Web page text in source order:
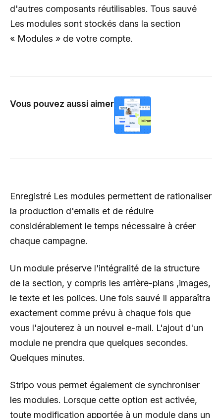
d'autres composants réutilisables. Tous sauvé
Les modules sont stockés dans la section
« Modules » de votre compte.
Vous pouvez aussi aimer
Enregistré Les modules permettent de rationaliser
la production d'emails et de réduire
considérablement le temps nécessaire à créer
chaque campagne.
Un module préserve l'intégralité de la structure
de la section, y compris les arrière-plans ,images,
le texte et les polices. Une fois sauvé Il apparaîtra
exactement comme prévu à chaque fois que
vous l'ajouterez à un nouvel e-mail. L'ajout d'un
module ne prendra que quelques secondes.
Quelques minutes.
Stripo vous permet également de synchroniser
les modules. Lorsque cette option est activée,
toute modification apportée à un module dans un